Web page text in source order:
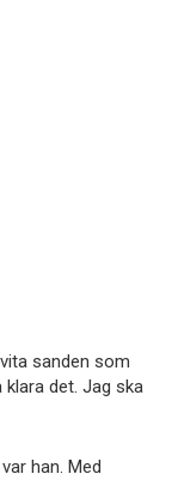
sanden som
klara det. Jag ska
han. Med